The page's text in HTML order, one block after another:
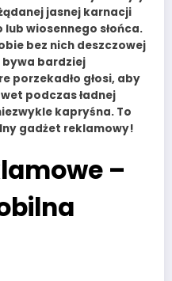
jasnej karnacji
wiosennego słońca.
bez nich deszczowej
bywa bardziej
porzekadło głosi, aby
podczas ładnej
kapryśna. To
gadżet reklamowy!
–